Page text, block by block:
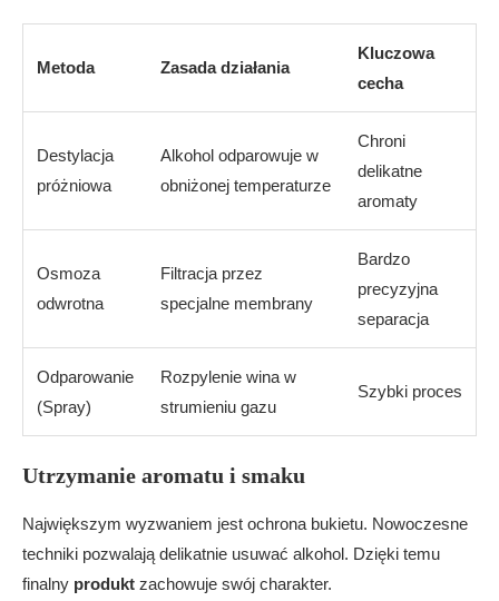
Metoda Zasada działania
Kluczowa
cecha
Destylacja
próżniowa
Alkohol odparowuje w
obniżonej temperaturze
Chroni
delikatne
aromaty
Osmoza
odwrotna
Filtracja przez
specjalne membrany
Bardzo
precyzyjna
separacja
Odparowanie
(Spray)
Rozpylenie wina w
strumieniu gazu
Szybki proces
Utrzymanie aromatu i smaku
Największym wyzwaniem jest ochrona bukietu. Nowoczesne
techniki pozwalają delikatnie usuwać alkohol. Dzięki temu
finalny produkt zachowuje swój charakter.